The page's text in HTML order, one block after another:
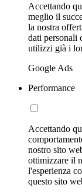
Accettando
meglio il
la nostra
dati personali
utilizzi già i
Google Ads
Performance
Accettando
nostro sito
ottimizzare il
l'esperienza
questo sito